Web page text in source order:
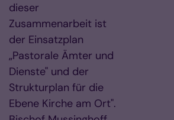
dieser
Zusammenarbeit ist
der Einsatzplan
„Pastorale Ämter und
Dienste" und der
Strukturplan für die
Ebene Kirche am Ort".